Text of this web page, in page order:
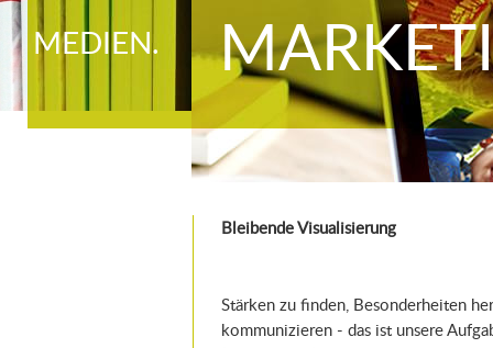
MEDIEN.
Bleibende Visualisierung
Stärken zu finden, Besonderheiten
kommunizieren - das ist unsere